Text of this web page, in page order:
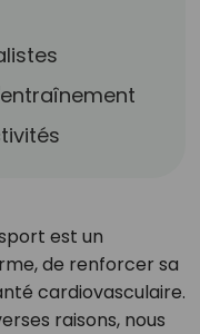
est un
de renforcer sa
cardiovasculaire.
raisons, nous